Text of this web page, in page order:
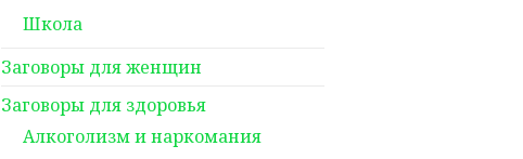
Школа
Заговоры для женщин
Заговоры для здоровья
Алкоголизм и наркомания